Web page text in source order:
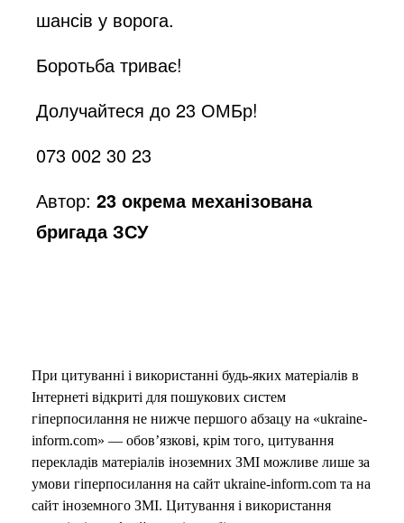
шансів у ворога.
Боротьба триває!
Долучайтеся до 23 ОМБр!
073 002 30 23
Автор:23 окрема механізована
бригада ЗСУ
При цитуванні і використанні будь-яких матеріалів в
Інтернеті відкриті для пошукових систем
гіперпосилання не нижче першого абзацу на «ukraine-
inform.com» — обов’язкові, крім того, цитування
перекладів матеріалів іноземних ЗМІ можливе лише за
умови гіперпосилання на сайт ukraine-inform.com та на
сайт іноземного ЗМІ. Цитування і використання